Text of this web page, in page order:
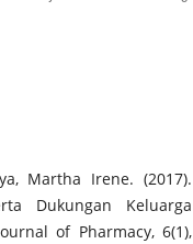
Martha Irene. (2017).
Dukungan Keluarga
of Pharmacy, 6(1),